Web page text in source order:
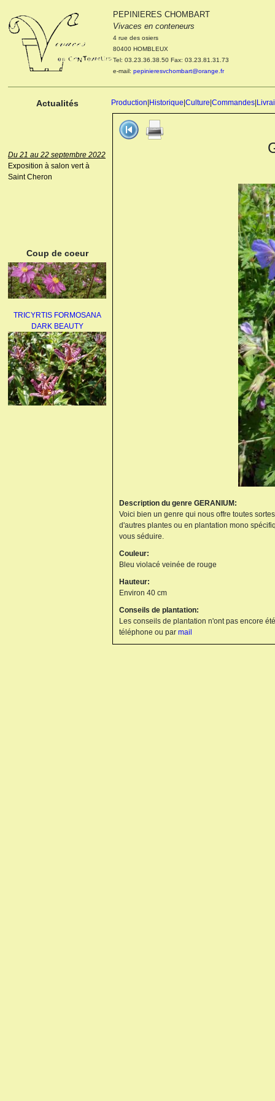
PEPINIERES CHOMBART
Vivaces en conteneurs
4 rue des osiers
80400 HOMBLEUX
Tel: 03.23.36.38.50 Fax: 03.23.81.31.73
e-mail: pepinieresvchombart@orange.fr
Actualités Production Historique Culture Commandes
Le 04 et 05 octobre 2022
Portes ouvertes de la
pépinière : Visite des
cultures, découverte des
nouveautés. Le rendez-vous
des passionnés Le mardi 04
Du 21 au 22 septembre 2022
Exposition à salon vert à
Saint Cheron
Coup de coeur
TRICYRTIS FORMOSANA
DARK BEAUTY
Description du genre GERANIUM:
Voici bien un genre qui nous offre toutes
d'autres plantes ou en plantation mono
vous séduire.
Couleur:
Bleu violacé veinée de rouge
Hauteur:
Environ 40 cm
Conseils de plantation:
Les conseils de plantation n'ont pas encore
téléphone ou par mail